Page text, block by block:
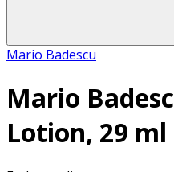
Mario Badescu
Mario
Lotion, 29 ml